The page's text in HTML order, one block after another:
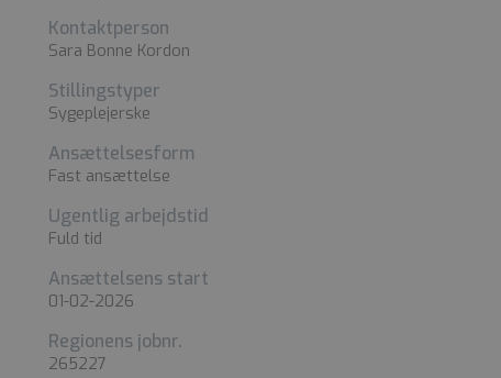
Kontaktperson
Sara Bonne Kordon
Stillingstyper
Sygeplejerske
Ansættelsesform
Fast ansættelse
Ugentlig arbejdstid
Fuld tid
Ansættelsens start
01-02-2026
Regionens jobnr.
265227